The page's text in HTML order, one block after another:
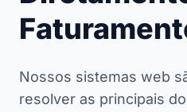
Nossos sistemas web
resolver as principais